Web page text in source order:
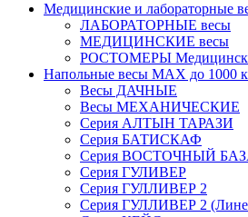
Медицинские и лабораторные
ЛАБОРАТОРНЫЕ весы
МЕДИЦИНСКИЕ весы
РОСТОМЕРЫ
Напольные весы MAX до 1000
Весы ДАЧНЫЕ
Весы МЕХАНИЧЕСКИЕ
Серия АЛТЫН ТАРАЗИ
Серия БАТИСКАФ
Серия ВОСТОЧНЫЙ
Серия ГУЛИВЕР
Серия ГУЛЛИВЕР 2
Серия ГУЛЛИВЕР 2